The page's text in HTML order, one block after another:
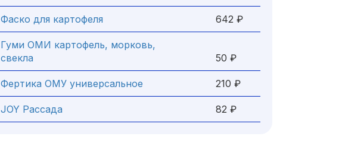
Фаско для картофеля 642 ₽
Гуми ОМИ картофель, морковь,
свекла
50 ₽
Фертика ОМУ универсальное 210 ₽
JOY Рассада 82 ₽